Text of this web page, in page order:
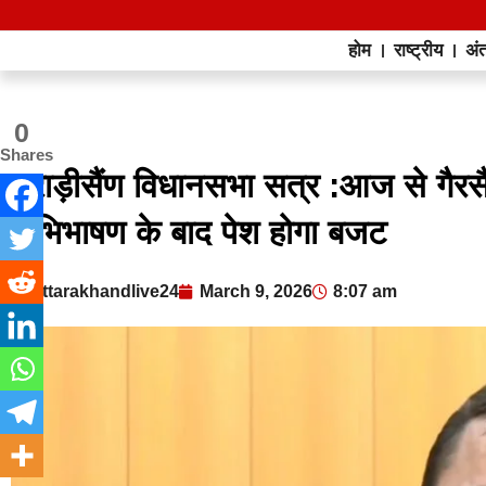
होम राष्ट्रीय
भराड़ीसैंण विधानसभा सत्र :आज से
अभिभाषण के बाद पेश होगा बजट
uttarakhandlive24 March 9, 2026 8:07 am
0
Shares